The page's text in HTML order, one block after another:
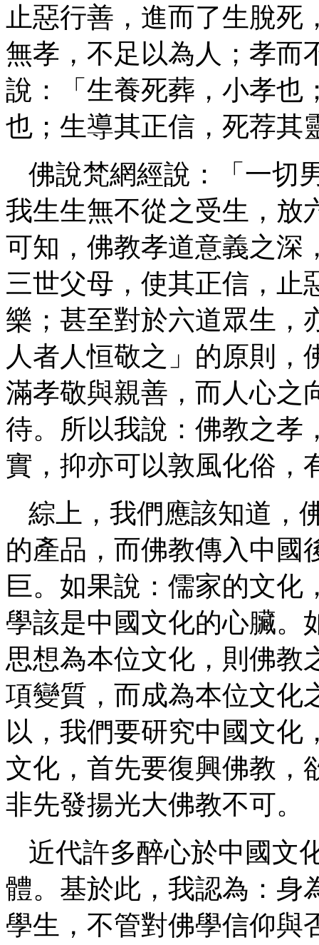
止惡行善，進而了生脫死
無孝，不足以為人；孝而
說：「生養死葬，小孝也
也；生導其正信，死荐其
佛說梵網經說：「一切
我生生無不從之受生，放
可知，佛教孝道意義之深
三世父母，使其正信，止
樂；甚至對於六道眾生，
人者人恒敬之」的原則，
滿孝敬與親善，而人心之
待。所以我說：佛教之孝
實，抑亦可以敦風化俗，
綜上，我們應該知道，
的產品，而佛教傳入中國
巨。如果說：儒家的文化
學該是中國文化的心臟。
思想為本位文化，則佛教
項變質，而成為本位文化
以，我們要研究中國文化
文化，首先要復興佛教，
非先發揚光大佛教不可。
近代許多醉心於中國文
體。基於此，我認為：身
學生，不管對佛學信仰與